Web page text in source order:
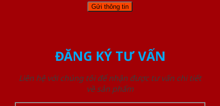
ĐĂNG KÝ TƯ VẤN
Liên hệ với chúng tôi để nhận được tư vấn chi tiết
về sản phẩm